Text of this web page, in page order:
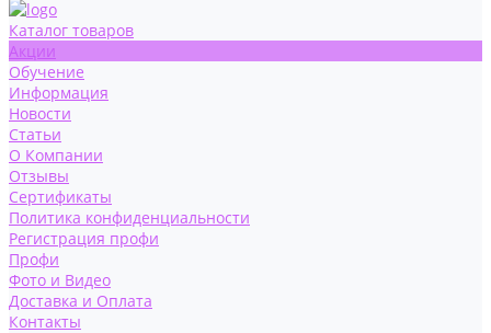
Каталог товаров
Акции
Обучение
Информация
Новости
Статьи
О Компании
Отзывы
Сертификаты
Политика конфиденциальности
Регистрация профи
Профи
Фото и Видео
Доставка и Оплата
Контакты